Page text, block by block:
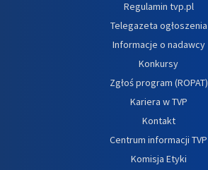
Regulamin tvp.pl
Telegazeta ogłoszenia
Informacje o nadawcy
Konkursy
Zgłoś program (ROPAT)
Kariera w TVP
Kontakt
Centrum informacji TVP
Komisja Etyki